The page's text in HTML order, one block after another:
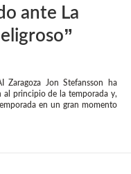
ante La
Zaragoza Jon Stefansson ha
al principio de la temporada y,
en un gran momento